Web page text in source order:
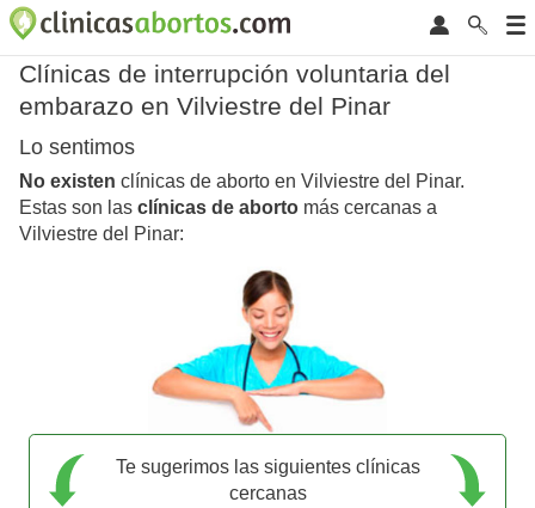
Clínicas de interrupción voluntaria del
embarazo en Vilviestre del Pinar
Lo sentimos
No existen clínicas de aborto en Vilviestre del Pinar.
Estas son las clínicas de aborto más cercanas a
Vilviestre del Pinar:
Te sugerimos las siguientes clínicas
cercanas